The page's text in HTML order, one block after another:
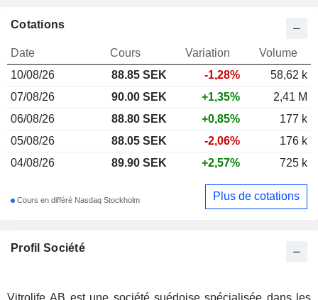
Profil Société
Vitrolife AB est une société suédoise spécialisée dans les
Cotations
Date Cours Variation
Volume
10/08/26
88.85 SEK -1,28%
58,62 k
07/08/26
90.00 SEK +1,35%
2,41 M
06/08/26
88.80 SEK +0,85%
177 k
05/08/26
88.05 SEK -2,06%
176 k
04/08/26
89.90 SEK +2,57% 725 k
Cours en différé Nasdaq Stockholm Plus de cotations